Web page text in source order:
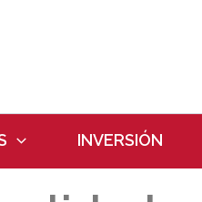
INVERSIÓN